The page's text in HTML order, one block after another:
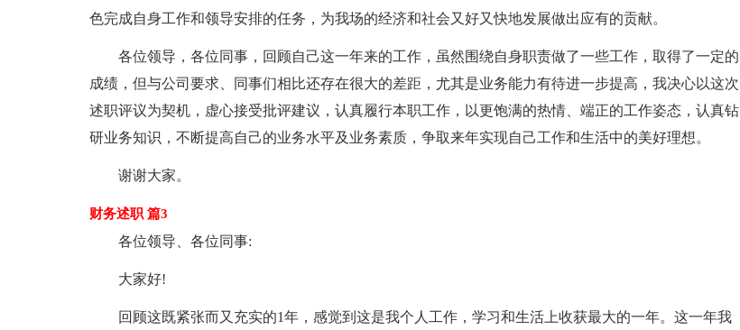
色完成自身工作和领导安排的任务，为我场的经济和社会又好又快地发展做出应有的贡献。
各位领导，各位同事，回顾自己这一年来的工作，虽然围绕自身职责做了一些工作，取得了一定的
成绩，但与公司要求、同事们相比还存在很大的差距，尤其是业务能力有待进一步提高，我决心以这次
述职评议为契机，虚心接受批评建议，认真履行本职工作，以更饱满的热情、端正的工作姿态，认真钻
研业务知识，不断提高自己的业务水平及业务素质，争取来年实现自己工作和生活中的美好理想。
谢谢大家。
财务述职 篇3
各位领导、各位同事:
大家好!
回顾这既紧张而又充实的1年，感觉到这是我个人工作，学习和生活上收获最大的一年。这一年我